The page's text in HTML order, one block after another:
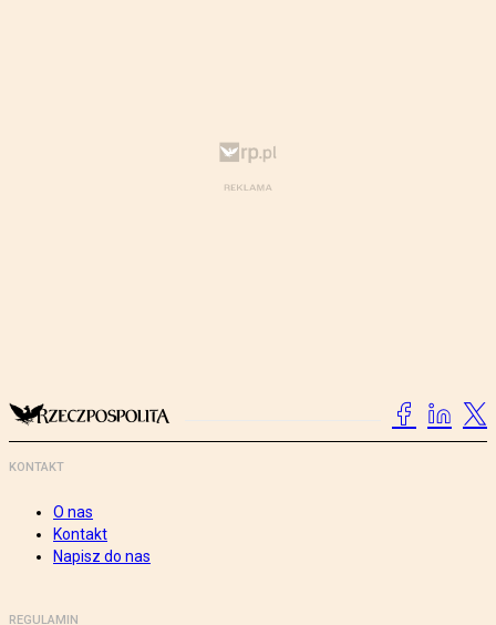
KONTAKT
O nas
Kontakt
Napisz do nas
REGULAMIN